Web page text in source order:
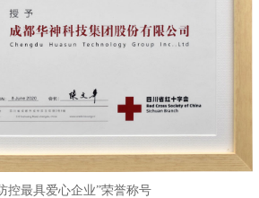
控最具爱心企业”荣誉称号